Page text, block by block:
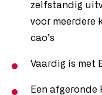
zelfstandig
voor meerdere
cao’s
Vaardig is met
Een